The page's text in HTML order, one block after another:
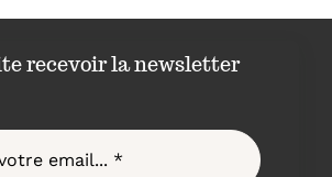
recevoir la newsletter